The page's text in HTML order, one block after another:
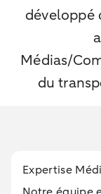
développé
Médias/
du
Expertise